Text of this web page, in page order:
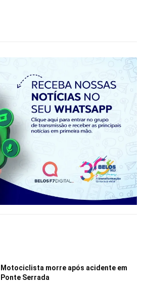
Motociclista morre após acidente em
Ponte Serrada